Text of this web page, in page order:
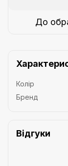
До
Колір
Бренд
Відгуки